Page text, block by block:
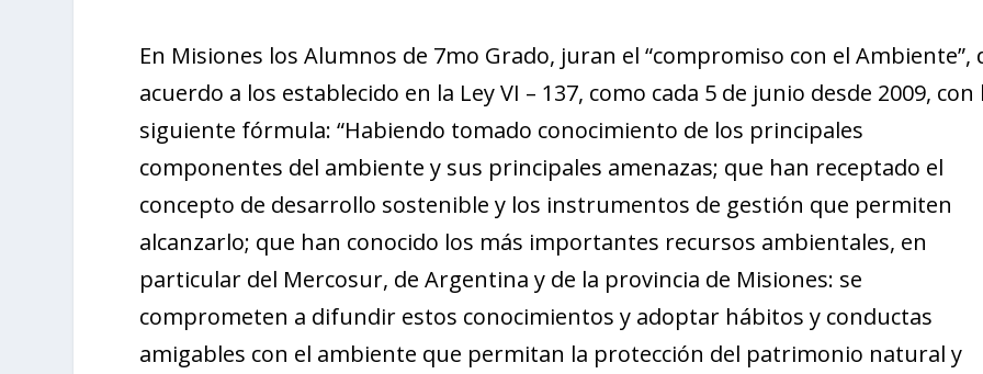
En Misiones los Alumnos de 7mo Grado, juran el “compromiso con el Ambiente”,
acuerdo a los establecido en la Ley VI – 137, como cada 5 de junio desde 2009, con
siguiente fórmula: “Habiendo tomado conocimiento de los principales
componentes del ambiente y sus principales amenazas; que han receptado el
concepto de desarrollo sostenible y los instrumentos de gestión que permiten
alcanzarlo; que han conocido los más importantes recursos ambientales, en
particular del Mercosur, de Argentina y de la provincia de Misiones: se
comprometen a difundir estos conocimientos y adoptar hábitos y conductas
amigables con el ambiente que permitan la protección del patrimonio natural y